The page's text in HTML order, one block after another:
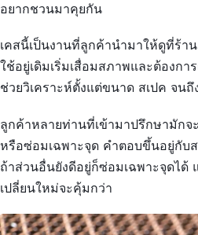
อยากชวนมาคุยกัน
เคสนี้เป็นงานที่ลูกค้านำมาให้ดูที่ร้
ใช้อยู่เดิมเริ่มเสื่อมสภาพและต้องกา
ช่วยวิเคราะห์ตั้งแต่ขนาด สเปค จนถึ
ลูกค้าหลายท่านที่เข้ามาปรึกษามักจ
หรือซ่อมเฉพาะจุด คำตอบขึ้นอยู่กั
ถ้าส่วนอื่นยังดีอยู่ก็ซ่อมเฉพาะจุดได้
เปลี่ยนใหม่จะคุ้มกว่า